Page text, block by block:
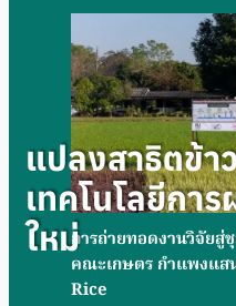
แปลงสาธิตข้า
เทคโนโลยีกา
ใหม่การถ่ายทอดงานวิจัยสู่
คณะเกษตร กำแพงแส
Rice